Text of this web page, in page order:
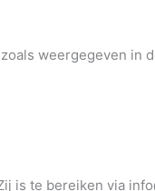
weergegeven in
is te bereiken via